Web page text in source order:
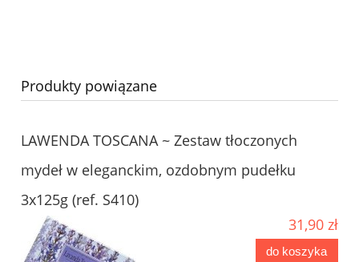
Produkty powiązane
LAWENDA TOSCANA ~ Zestaw tłoczonych
mydeł w eleganckim, ozdobnym pudełku
3x125g (ref. S410)
31,90 zł
do koszyka